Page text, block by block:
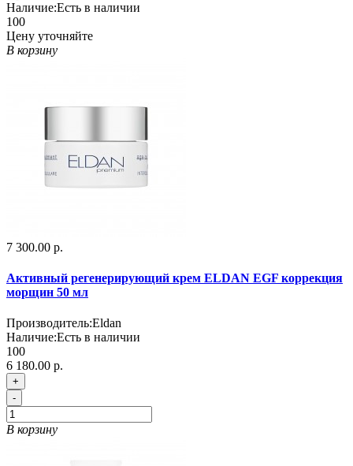
Наличие:Есть в наличии
100
Цену уточняйте
В корзину
7 300.00 р.
Активный регенерирующий крем ELDAN EGF коррекция
морщин 50 мл
Производитель:Eldan
Наличие:Есть в наличии
100
6 180.00 р.
+
-
В корзину